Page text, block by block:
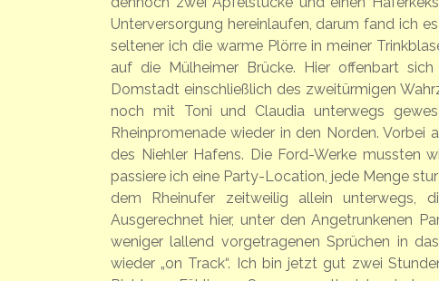
Unterversorgung hereinlaufen, darum fand ich
seltener ich die warme Plörre in meiner
auf die Mülheimer Brücke. Hier offenbart
Domstadt einschließlich des zweitürmigen
noch mit Toni und Claudia unterwegs
Rheinpromenade wieder in den Norden.
des Niehler Hafens. Die Ford-Werke mussten
passiere ich eine Party-Location, jede Menge
dem Rheinufer zeitweilig allein unterwegs,
Ausgerechnet hier, unter den Angetrunkenen
weniger lallend vorgetragenen Sprüchen in
wieder „on Track“. Ich bin jetzt gut zwei